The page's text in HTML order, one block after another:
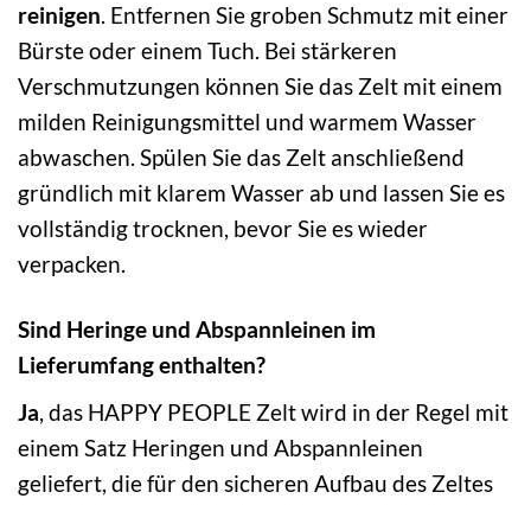
reinigen. Entfernen Sie groben Schmutz mit einer
Bürste oder einem Tuch. Bei stärkeren
Verschmutzungen können Sie das Zelt mit einem
milden Reinigungsmittel und warmem Wasser
abwaschen. Spülen Sie das Zelt anschließend
gründlich mit klarem Wasser ab und lassen Sie es
vollständig trocknen, bevor Sie es wieder
verpacken.
Sind Heringe und Abspannleinen im
Lieferumfang enthalten?
Ja, das HAPPY PEOPLE Zelt wird in der Regel mit
einem Satz Heringen und Abspannleinen
geliefert, die für den sicheren Aufbau des Zeltes